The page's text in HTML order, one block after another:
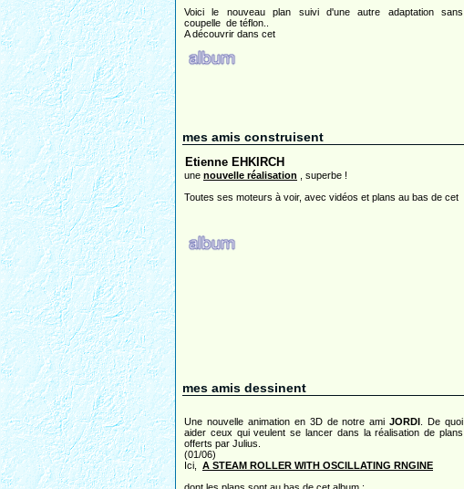
Voici le nouveau plan suivi d'une autre adaptation sans
coupelle de téflon..
A découvrir dans cet
mes amis construisent
Etienne EHKIRCH
une nouvelle réalisation , superbe !
Toutes ses moteurs à voir, avec vidéos et plans au bas de cet
mes amis dessinent
Une nouvelle animation en 3D de notre amiJORDI . De quoi
aider ceux qui veulent se lancer dans la réalisation de plans
offerts par Julius.
(01/06)
Ici, A STEAM ROLLER WITH OSCILLATING RNGINE